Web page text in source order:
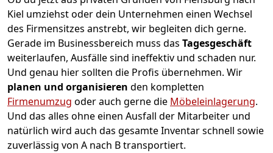
Kiel umziehst oder dein Unternehmen einen Wechsel
des Firmensitzes anstrebt, wir begleiten dich gerne.
Gerade im Businessbereich muss das Tagesgeschäft
weiterlaufen, Ausfälle sind ineffektiv und schaden nur.
Und genau hier sollten die Profis übernehmen. Wir
planen und organisieren den kompletten
Firmenumzug oder auch gerne die Möbeleinlagerung.
Und das alles ohne einen Ausfall der Mitarbeiter und
natürlich wird auch das gesamte Inventar schnell sowie
zuverlässig von A nach B transportiert.